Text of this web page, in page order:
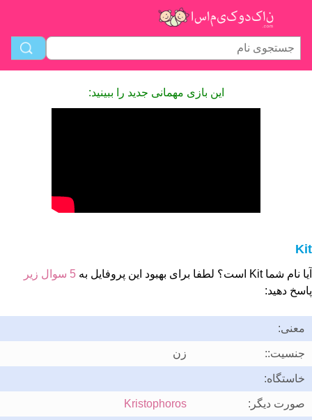
این بازی مهمانی جدید را ببینید:
Kit
آیا نام شما Kit است؟ لطفا برای بهبود این پروفایل به
5 سوال زیر
پاسخ دهید:
معنی:
جنسیت:: زن
خاستگاه:
صورت دیگر: Kristophoros